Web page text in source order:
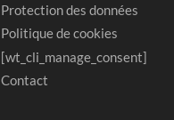
Protection des données
Politique de cookies
[wt_cli_manage_consent]
Contact